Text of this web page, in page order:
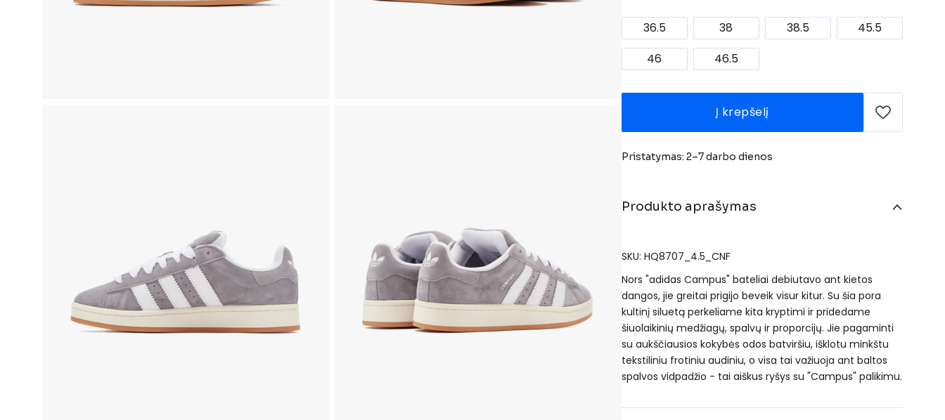
36.5 38 38.5
45.5
46
46.5
Į krepšelį
Pristatymas: 2–7 darbo dienos
Produkto aprašymas
SKU: HQ8707_4.5_CNF
Nors "adidas Campus" bateliai debiutavo ant kietos
dangos, jie greitai prigijo beveik visur kitur. Su šia pora
kultinį siluetą perkeliame kita kryptimi ir pridedame
šiuolaikinių medžiagų, spalvų ir proporcijų. Jie pagaminti
su aukščiausios kokybės odos batviršiu, išklotu minkštu
tekstiliniu frotiniu audiniu, o visa tai važiuoja ant baltos
spalvos vidpadžio - tai aiškus ryšys su "Campus" palikimu.